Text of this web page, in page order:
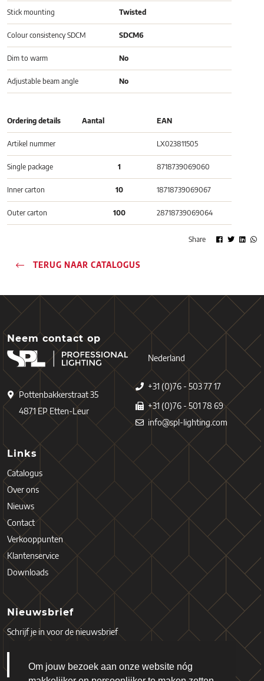
Om jouw bezoek aan onze website nóg
Stick mounting Twisted
Colour consistency SDCM SDCM6
Dim to warm No
Adjustable beam angle No
Ordering details Aantal EAN
Artikel nummer LX023811505
Single package 1 8718739069060
Inner carton 10 18718739069067
Outer carton 100 28718739069064
Share
TERUG NAAR CATALOGUS
Neem contact op
Pottenbakkerstraat 35
4871 EP Etten-Leur
Nederland
+31 (0)76 - 503 77 17
+31 (0)76 - 501 78 69
info@spl-lighting.com
Links
Catalogus
Over ons
Nieuws
Contact
Verkooppunten
Klantenservice
Downloads
Nieuwsbrief
Schrijf je in voor de nieuwsbrief